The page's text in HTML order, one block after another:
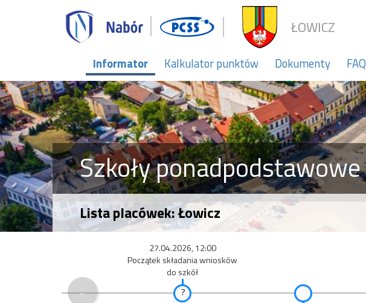
ŁOWICZ
Informator Kalkulator punktów Dokumenty FAQ
Szkoły ponadpodstawowe
Lista placówek: Łowicz
←
27.04.2026, 12:00
Początek składania wniosków
do szkół